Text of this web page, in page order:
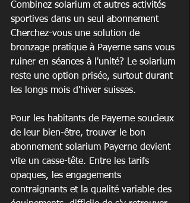
Combinez solarium et autres activités
sportives dans un seul abonnement
Cherchez-vous une solution de
bronzage pratique à Payerne sans vous
ruiner en séances à l'unité? Le solarium
reste une option prisée, surtout durant
les longs mois d'hiver suisses.
Pour les habitants de Payerne soucieux
de leur bien-être, trouver le bon
abonnement solarium Payerne devient
vite un casse-tête. Entre les tarifs
opaques, les engagements
contraignants et la qualité variable des